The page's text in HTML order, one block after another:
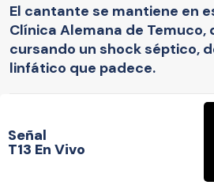
El cantante se mantiene en
Clínica Alemana de Temuco,
cursando un shock séptico,
linfático que padece.
Señal
T13 En Vivo